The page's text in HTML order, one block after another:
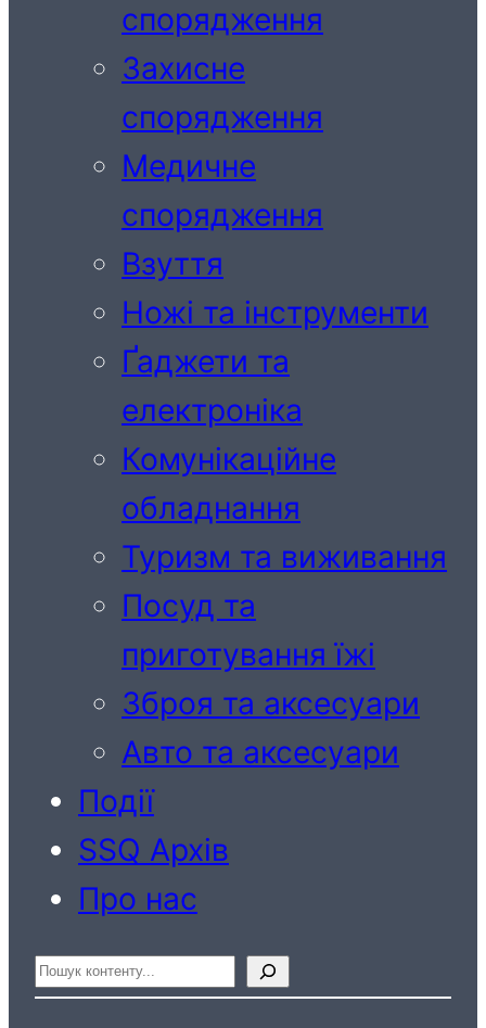
спорядження
Захисне
спорядження
Медичне
спорядження
Взуття
Ножі та інструменти
Ґаджети та
електроніка
Комунікаційне
обладнання
Туризм та виживання
Посуд та
приготування їжі
Зброя та аксесуари
Авто та аксесуари
Події
SSQ Архів
Про нас
Пошук